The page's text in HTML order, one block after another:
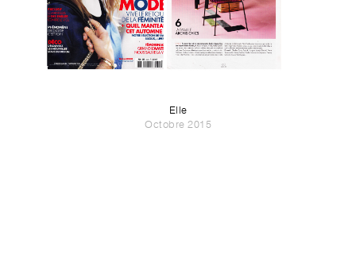
Elle
Octobre 2015